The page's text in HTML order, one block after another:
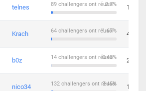
telnes 2.7%
89 challengers ont réussi 10
Krach 1.67%
64 challengers ont réussi 4
b0z 0.43%
14 challengers ont réussi 2
nico34 3.45%
132 challengers ont réussi 12